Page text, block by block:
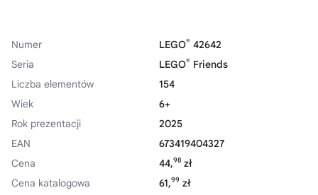
Numer LEGO® 42642
Seria
LEGO® Friends
Liczba elementów
154
Wiek
6+
Rok prezentacji
2025
EAN
673419404327
Cena
44,98 zł
Cena katalogowa
61,99 zł